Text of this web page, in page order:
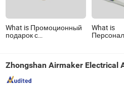
What is Промоционный
подарок с
полиэстеровой тканью
What is
рекламы
Zhongshan Airmaker Electrical